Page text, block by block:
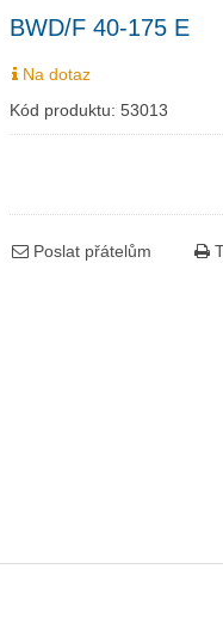
BWD/F 40-175 E
Na dotaz
Kód produktu: 53013
Poslat přátelům